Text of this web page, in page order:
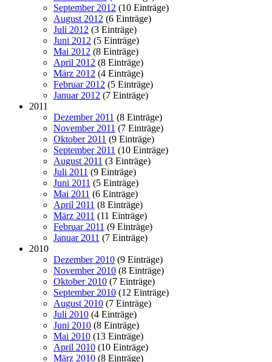
September 2012 (10 Einträge)
August 2012 (6 Einträge)
Juli 2012 (3 Einträge)
Juni 2012 (5 Einträge)
Mai 2012 (8 Einträge)
April 2012 (8 Einträge)
März 2012 (4 Einträge)
Februar 2012 (5 Einträge)
Januar 2012 (7 Einträge)
2011
Dezember 2011 (8 Einträge)
November 2011 (7 Einträge)
Oktober 2011 (9 Einträge)
September 2011 (10 Einträge)
August 2011 (3 Einträge)
Juli 2011 (9 Einträge)
Juni 2011 (5 Einträge)
Mai 2011 (6 Einträge)
April 2011 (8 Einträge)
März 2011 (11 Einträge)
Februar 2011 (9 Einträge)
Januar 2011 (7 Einträge)
2010
Dezember 2010 (9 Einträge)
November 2010 (8 Einträge)
Oktober 2010 (7 Einträge)
September 2010 (12 Einträge)
August 2010 (7 Einträge)
Juli 2010 (4 Einträge)
Juni 2010 (8 Einträge)
Mai 2010 (13 Einträge)
April 2010 (10 Einträge)
März 2010 (8 Einträge)